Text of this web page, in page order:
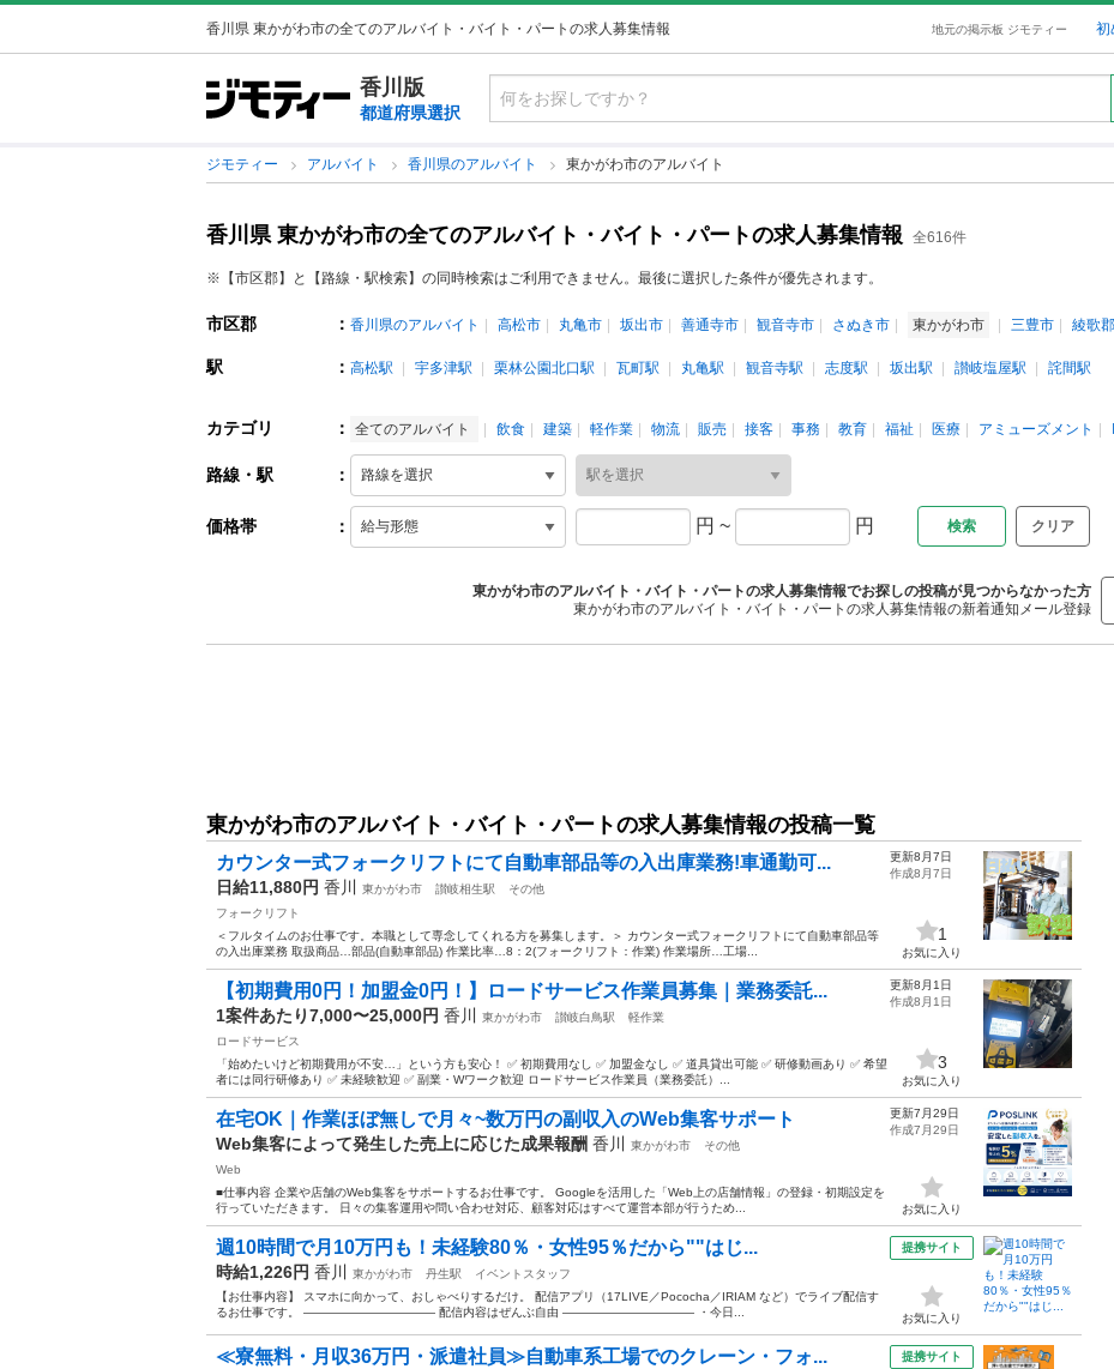
香川県 東かがわ市の全てのアルバイト・バイト・パートの求人募集情報 地元の掲示板 ジモティー 初
香川版
都道府県選択
ジモティー アルバイト 香川県のアルバイト 東かがわ市のアルバイト
香川県 東かがわ市の全てのアルバイト・バイト・パートの求人募集情報 全616件
※【市区郡】と【路線・駅検索】の同時検索はご利用できません。最後に選択した条件が優先されます。
市区郡 ： 香川県のアルバイト 高松市 丸亀市 坂出市 善通寺市 観音寺市 さぬき市 東かがわ市 三豊市 綾歌郡
駅 ： 高松駅 宇多津駅 栗林公園北口駅 瓦町駅 丸亀駅 観音寺駅 志度駅 坂出駅 讃岐塩屋駅
詫間駅
カテゴリ ： 全てのアルバイト 飲食 建築 軽作業 物流 販売 接客 事務 教育 福祉 医療 アミューズメント
路線・駅 ：
価格帯 ： 円 ~ 円 クリア
東かがわ市のアルバイト・バイト・パートの求人募集情報でお探しの投稿が見つからなかった方
東かがわ市のアルバイト・バイト・パートの求人募集情報の新着通知メール登録
東かがわ市のアルバイト・バイト・パートの求人募集情報の投稿一覧
カウンター式フォークリフトにて自動車部品等の入出庫業務!車通勤可...
日給11,880円 香川 東かがわ市 讃岐相生駅
その他
フォークリフト
＜フルタイムのお仕事です。本職として専念してくれる方を募集します。＞ カウンター式フォークリフトにて自動車部品等
の入出庫業務 取扱商品…部品(自動車部品) 作業比率…8：2(フォークリフト：作業) 作業場所…工場...
更新8月7日
作成8月7日
1
お気に入り
【初期費用0円！加盟金0円！】ロードサービス作業員募集｜業務委託...
1案件あたり7,000〜25,000円 香川 東かがわ市 讃岐白鳥駅
軽作業
ロードサービス
「始めたいけど初期費用が不安…」という方も安心！ ✅ 初期費用なし ✅ 加盟金なし ✅ 道具貸出可能 ✅ 研修動画あり ✅ 希望
者には同行研修あり ✅ 未経験歓迎 ✅ 副業・Wワーク歓迎 ロードサービス作業員（業務委託）...
更新8月1日
作成8月1日
3
お気に入り
在宅OK｜作業ほぼ無しで月々~数万円の副収入のWeb集客サポート
Web集客によって発生した売上に応じた成果報酬 香川 東かがわ市
その他
Web
■仕事内容 企業や店舗のWeb集客をサポートするお仕事です。 Googleを活用した「Web上の店舗情報」の登録・初期設定を
行っていただきます。 日々の集客運用や問い合わせ対応、顧客対応はすべて運営本部が行うため...
更新7月29日
作成7月29日
お気に入り
週10時間で月10万円も！未経験80％・女性95％だから""はじ...
時給1,226円 香川 東かがわ市 丹生駅
イベントスタッフ
【お仕事内容】 スマホに向かって、おしゃべりするだけ。 配信アプリ（17LIVE／Pococha／IRIAM など）でライブ配信す
るお仕事です。 ——————————— 配信内容はぜんぶ自由 ——————————— ・今日...
提携サイト
お気に入り
≪寮無料・月収36万円・派遣社員≫自動車系工場でのクレーン・フォ... 提携サイト